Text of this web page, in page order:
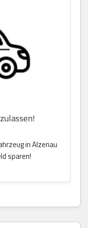
in Alzenau
sparen!